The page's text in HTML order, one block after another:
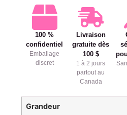
100 %
confidentiel
Emballage
discret
Livraison
gratuite dès
100 $
1 à 2 jours
partout au
Canada
Grandeur